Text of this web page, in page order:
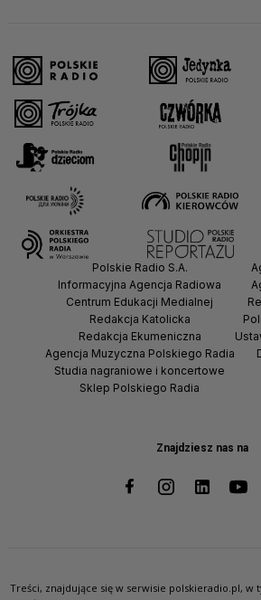
Znajdziesz nas na
Polskie Radio S.A.
Informacyjna Agencja Radiowa
Centrum Edukacji Medialnej
Redakcja Katolicka
Redakcja Ekumeniczna
Agencja Muzyczna Polskiego Radia
Studia nagraniowe i koncertowe
Sklep Polskiego Radia
Treści, znajdujące się w serwisie polskieradio.pl, w